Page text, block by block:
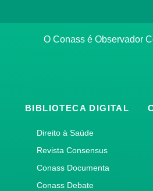
O Conass é
BIBLIOTECA DIGITAL
Direito à Saúde
Revista Consensus
Conass Documenta
Conass Debate